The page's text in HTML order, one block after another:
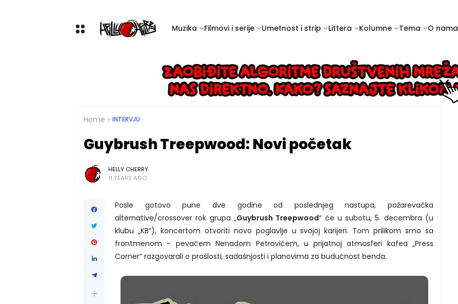
Muzika Filmovi i serije Umetnost i strip Littera Kolumne Tema O nama
Home INTERVJU
Guybrush Treepwood: Novi početak
HELLY CHERRY
11 YEARS AGO
Posle gotovo pune dve godine od poslednjeg nastupa, požarevačka
alternative/crossover rok grupa „Guybrush Treepwood“ će u subotu, 5. decembra (u
klubu „KB“), koncertom otvoriti novo poglavlje u svojoj karijeri. Tom prilikom smo sa
frontmenom - pevačem Nenadom Petrovićem, u prijatnoj atmosferi kafea „Press
Corner“ razgovarali o prošlosti, sadašnjosti i planovima za budućnost benda.